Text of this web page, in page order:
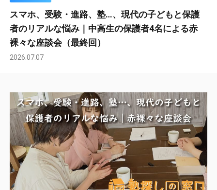
スマホ、受験・進路、塾…、現代の子どもと保護
者のリアルな悩み｜中高生の保護者4名による赤
裸々な座談会（最終回）
2026.07.07